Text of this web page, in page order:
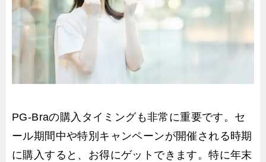
PG-Braの購入タイミングも非常に重要です。セ
ール期間中や特別キャンペーンが開催される時期
に購入すると、お得にゲットできます。特に年末